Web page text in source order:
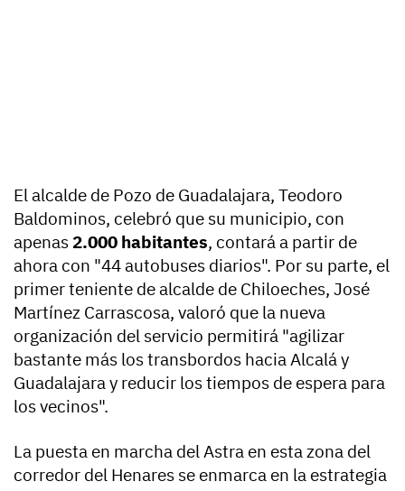
El alcalde de Pozo de Guadalajara, Teodoro
Baldominos, celebró que su municipio, con
apenas 2.000 habitantes, contará a partir de
ahora con "44 autobuses diarios". Por su parte, el
primer teniente de alcalde de Chiloeches, José
Martínez Carrascosa, valoró que la nueva
organización del servicio permitirá "agilizar
bastante más los transbordos hacia Alcalá y
Guadalajara y reducir los tiempos de espera para
los vecinos".
La puesta en marcha del Astra en esta zona del
corredor del Henares se enmarca en la estrategia